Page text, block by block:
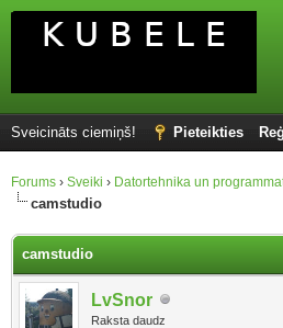
Sveicināts ciemiņš! Pieteikties
Forums › Sveiki › Datortehnika un
camstudio
camstudio
LvSnor
Raksta daudz